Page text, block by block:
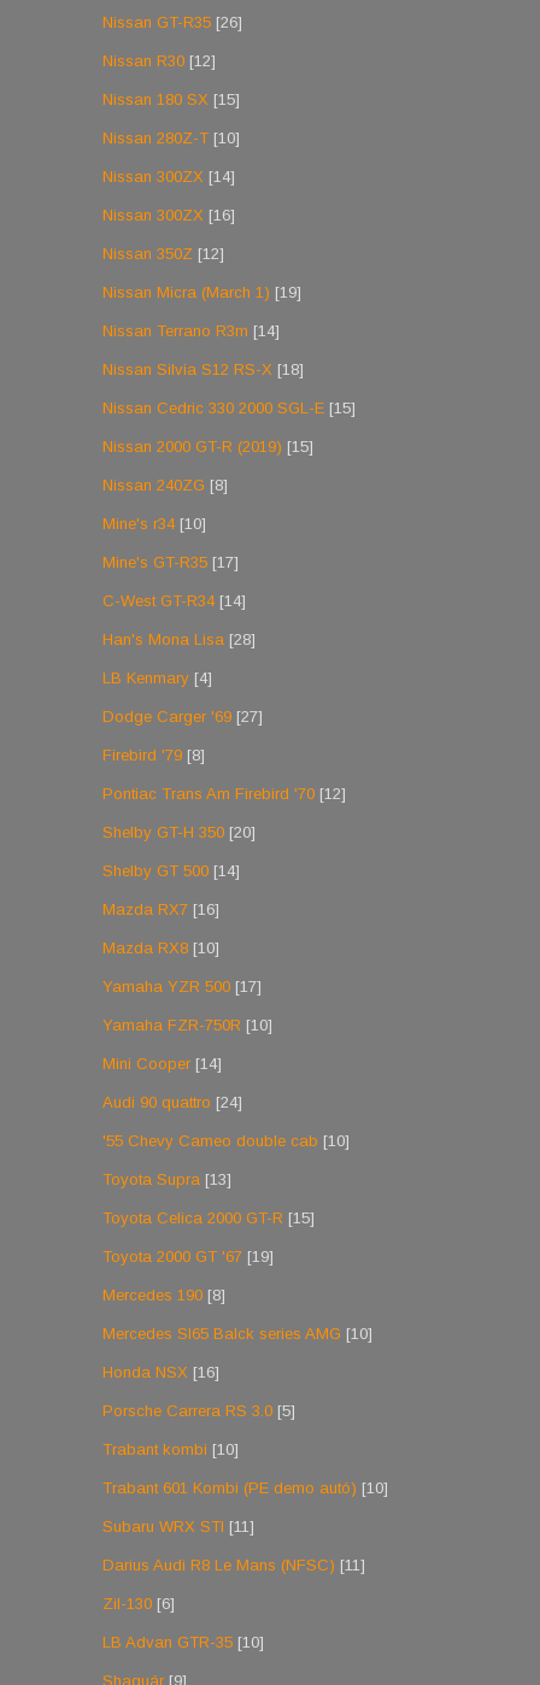
Nissan GT-R35 [26]
Nissan R30 [12]
Nissan 180 SX [15]
Nissan 280Z-T [10]
Nissan 300ZX [14]
Nissan 300ZX [16]
Nissan 350Z [12]
Nissan Micra (March 1) [19]
Nissan Terrano R3m [14]
Nissan Silvia S12 RS-X [18]
Nissan Cedric 330 2000 SGL-E [15]
Nissan 2000 GT-R (2019) [15]
Nissan 240ZG [8]
Mine's r34 [10]
Mine's GT-R35 [17]
C-West GT-R34 [14]
Han's Mona Lisa [28]
LB Kenmary [4]
Dodge Carger '69 [27]
Firebird '79 [8]
Pontiac Trans Am Firebird '70 [12]
Shelby GT-H 350 [20]
Shelby GT 500 [14]
Mazda RX7 [16]
Mazda RX8 [10]
Yamaha YZR 500 [17]
Yamaha FZR-750R [10]
Mini Cooper [14]
Audi 90 quattro [24]
'55 Chevy Cameo double cab [10]
Toyota Supra [13]
Toyota Celica 2000 GT-R [15]
Toyota 2000 GT '67 [19]
Mercedes 190 [8]
Mercedes Sl65 Balck series AMG [10]
Honda NSX [16]
Porsche Carrera RS 3.0 [5]
Trabant kombi [10]
Trabant 601 Kombi (PE demo autó) [10]
Subaru WRX STI [11]
Darius Audi R8 Le Mans (NFSC) [11]
Zil-130 [6]
LB Advan GTR-35 [10]
Shaguár [9]